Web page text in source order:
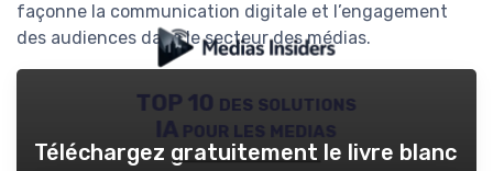
façonne la communication digitale et l’engagement
des audiences dans le secteur des médias.
TOP 10 des solutions
IA pour les medias
Téléchargez gratuitement le livre blanc